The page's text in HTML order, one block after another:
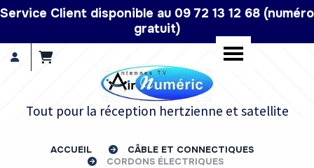
Service Client disponible au 09 72 13 12 68 (numéro
gratuit)
Tout pour la réception hertzienne et satellite
ACCUEIL
CÂBLE ET CONNECTIQUES
CORDONS ÉLECTRIQUES